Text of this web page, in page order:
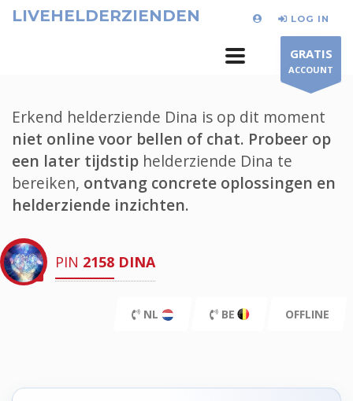
LIVEHELDERZIENDEN LOG IN
GRATIS
ACCOUNT
Erkend helderziende Dina is op dit moment
niet online voor bellen of chat. Probeer op
een later tijdstip helderziende Dina te
bereiken, ontvang concrete oplossingen en
helderziende inzichten.
PIN 2158 DINA
NL BE OFFLINE